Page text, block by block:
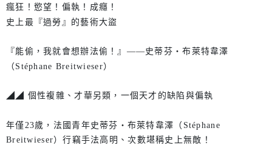
瘋狂！慾望！偏執！成癮！
史上最『過勞』的藝術大盜
『能偷，我就會想辦法偷！』——史蒂芬‧布萊特韋澤
（Stéphane Breitwieser）
◢◢ 個性複雜、才華另類，一個天才的缺陷與偏執
年僅23歲，法國青年史蒂芬‧布萊特韋澤（Stéphane
Breitwieser）行竊手法高明、次數堪稱史上無敵！